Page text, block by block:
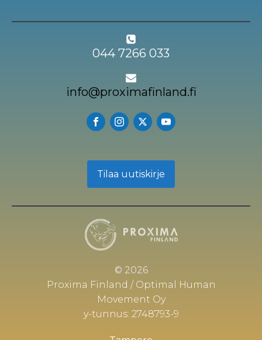
044 7266 033
info@proximafinland.fi
Tilaa uutiskirje
© 2026
Proxima Finland / Optimal Human
Movement Oy
y-tunnus: 2748793-9